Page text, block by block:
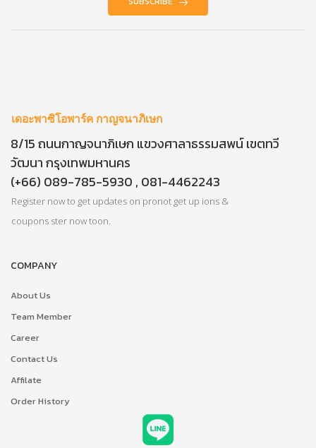
เดอะพาซิโอพาร์ค กาญจนาภิเษก
8/15 ถนนกาญจนาภิเษก แขวงศาลาธรรมสพน์ เขตทวี
วัฒนา กรุงเทพมหานคร
(+66) 089-785-5930 , 081-4462243
Register now to get updates on pronot get up ions &
coupons ster now toon.
COMPANY
About Us
Team Member
Career
Contact Us
Affilate
Order History